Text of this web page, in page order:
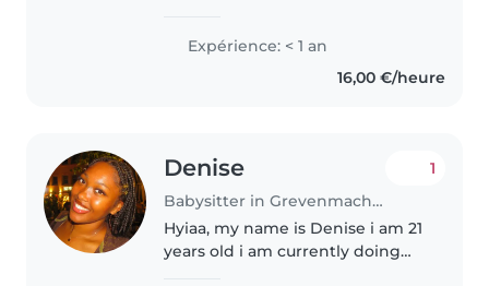
en crèche(Kidscare).En ce
moment je suis à l’école en train..
Expérience: < 1 an
16,00 €/heure
Denise
Babysitter in Grevenmacher
1
Hyiaa, my name is Denise i am 21
years old i am currently doing